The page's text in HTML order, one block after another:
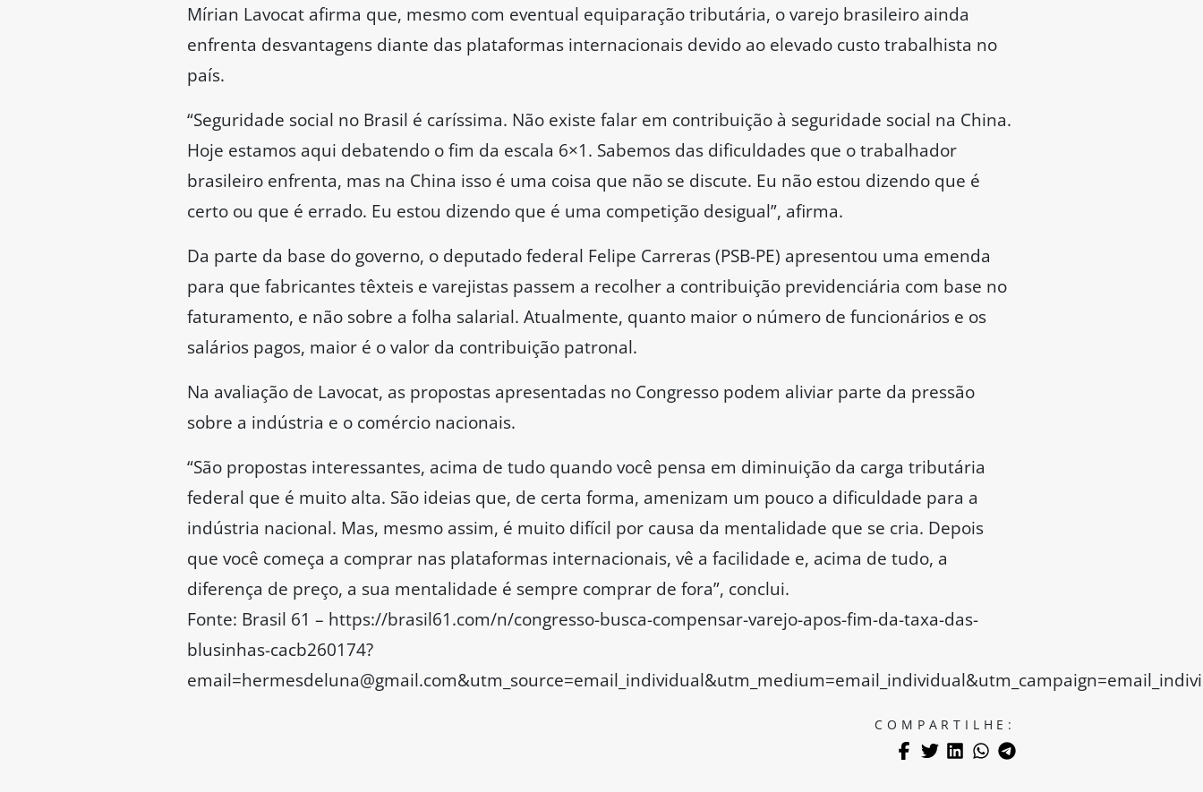
Mírian Lavocat afirma que, mesmo com eventual equiparação tributária, o varejo brasileiro ainda
enfrenta desvantagens diante das plataformas internacionais devido ao elevado custo trabalhista no
país.
“Seguridade social no Brasil é caríssima. Não existe falar em contribuição à seguridade social na China.
Hoje estamos aqui debatendo o fim da escala 6×1. Sabemos das dificuldades que o trabalhador
brasileiro enfrenta, mas na China isso é uma coisa que não se discute. Eu não estou dizendo que é
certo ou que é errado. Eu estou dizendo que é uma competição desigual”, afirma.
Da parte da base do governo, o deputado federal Felipe Carreras (PSB-PE) apresentou uma emenda
para que fabricantes têxteis e varejistas passem a recolher a contribuição previdenciária com base no
faturamento, e não sobre a folha salarial. Atualmente, quanto maior o número de funcionários e os
salários pagos, maior é o valor da contribuição patronal.
Na avaliação de Lavocat, as propostas apresentadas no Congresso podem aliviar parte da pressão
sobre a indústria e o comércio nacionais.
“São propostas interessantes, acima de tudo quando você pensa em diminuição da carga tributária
federal que é muito alta. São ideias que, de certa forma, amenizam um pouco a dificuldade para a
indústria nacional. Mas, mesmo assim, é muito difícil por causa da mentalidade que se cria. Depois
que você começa a comprar nas plataformas internacionais, vê a facilidade e, acima de tudo, a
diferença de preço, a sua mentalidade é sempre comprar de fora”, conclui.
Fonte: Brasil 61 – https://brasil61.com/n/congresso-busca-compensar-varejo-apos-fim-da-taxa-das-
blusinhas-cacb260174?
COMPARTILHE: